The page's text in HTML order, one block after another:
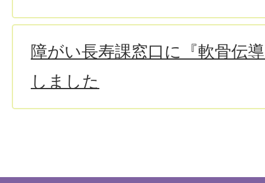
障がい長寿課窓口に『軟骨伝
しました